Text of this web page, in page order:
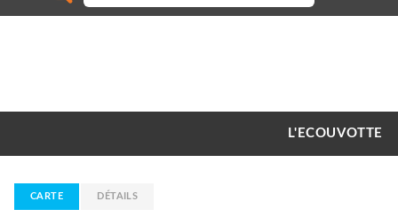
L'ECOUVOTTE
CARTE DÉTAILS